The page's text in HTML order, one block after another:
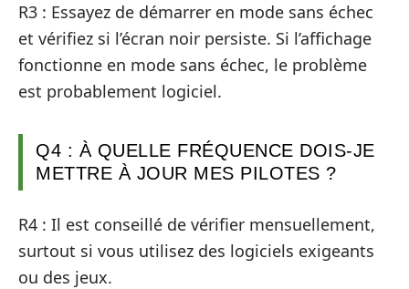
R3 : Essayez de démarrer en mode sans échec
et vérifiez si l’écran noir persiste. Si l’affichage
fonctionne en mode sans échec, le problème
est probablement logiciel.
Q4 : À QUELLE FRÉQUENCE DOIS-JE
METTRE À JOUR MES PILOTES ?
R4 : Il est conseillé de vérifier mensuellement,
surtout si vous utilisez des logiciels exigeants
ou des jeux.